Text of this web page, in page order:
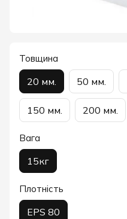
Товщина
20 мм. 50 мм.
150 мм. 200 мм.
Вага
15кг
Плотність
EPS 80